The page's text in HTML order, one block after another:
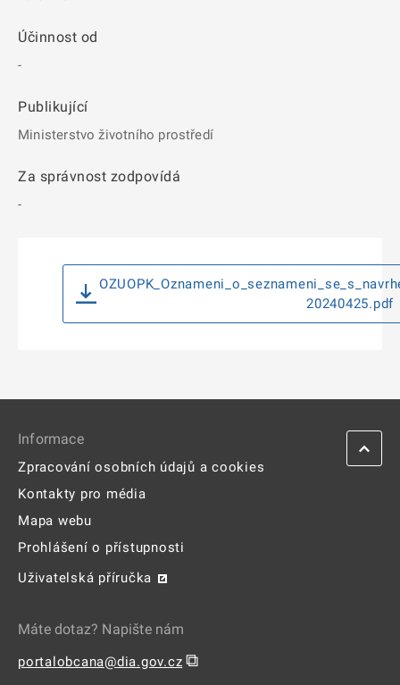
Účinnost od
-
Publikující
Ministerstvo životního prostředí
Za správnost zodpovídá
-
20240425.pdf
Informace
Zpracování osobních údajů a cookies
Kontakty pro média
Mapa webu
Prohlášení o přístupnosti
Uživatelská příručka
Máte dotaz? Napište nám
portalobcana@dia.gov.cz ⧉